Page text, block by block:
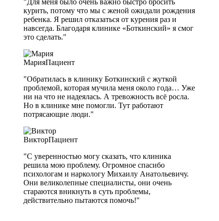
курить, потому что мы с женой ожидали рождения
ребенка. Я решил отказаться от курения раз и
навсегда. Благодаря клинике «Боткинский» я смог
это сделать."
МарияПациент
"Обратилась в клинику Боткинский с жуткой
проблемой, которая мучила меня около года… Уже
ни на что не надеялась. А тревожность всё росла.
Но в клинике мне помогли. Тут работают
потрясающие люди."
ВикторПациент
"С уверенностью могу сказать, что клиника
решила мою проблему. Огромное спасибо
психологам и наркологу Михаилу Анатольевичу.
Они великолепные специалисты, они очень
стараются вникнуть в суть проблемы,
действительно пытаются помочь!"